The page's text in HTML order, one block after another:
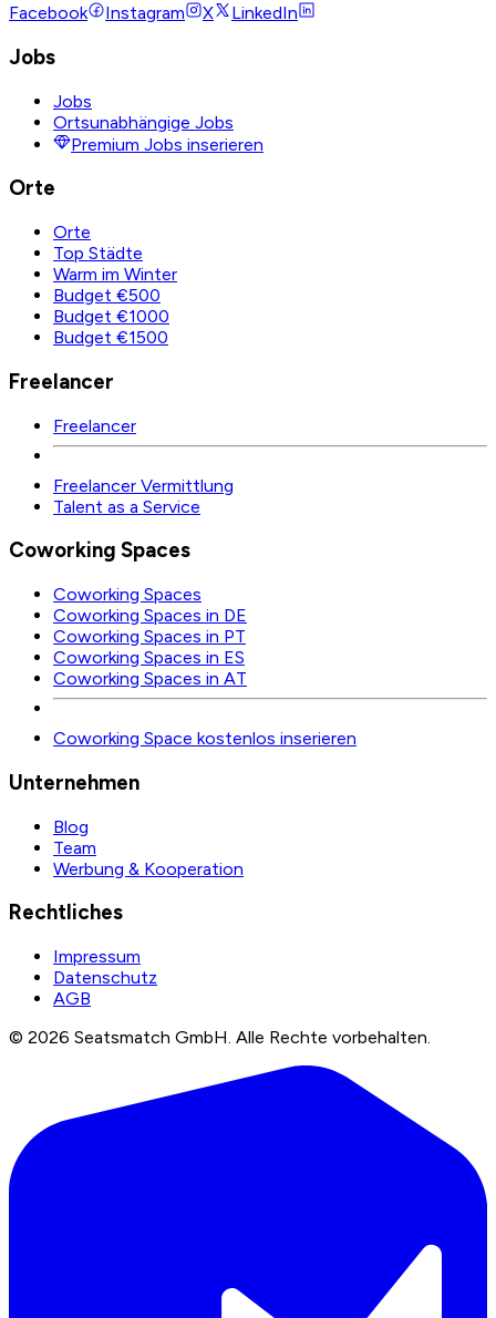
Facebook
Instagram X LinkedIn
Jobs
Jobs
Ortsunabhängige Jobs
Premium Jobs inserieren
Orte
Orte
Top Städte
Warm im Winter
Budget €500
Budget €1000
Budget €1500
Freelancer
Freelancer
Freelancer Vermittlung
Talent as a Service
Coworking Spaces
Coworking Spaces
Coworking Spaces in DE
Coworking Spaces in PT
Coworking Spaces in ES
Coworking Spaces in AT
Coworking Space kostenlos inserieren
Unternehmen
Blog
Team
Werbung & Kooperation
Rechtliches
Impressum
Datenschutz
AGB
© 2026 Seatsmatch GmbH. Alle Rechte vorbehalten.